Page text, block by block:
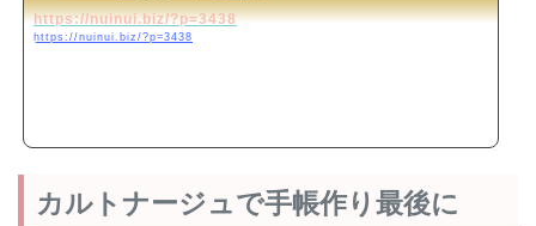
https://nuinui.biz/?p=3438
https://nuinui.biz/?p=3438
カルトナージュで手帳作り最後に